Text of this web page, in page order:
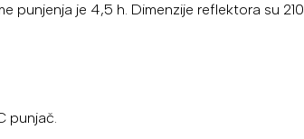
punjenja je 4,5 h. Dimenzije reflektora su
punjač.